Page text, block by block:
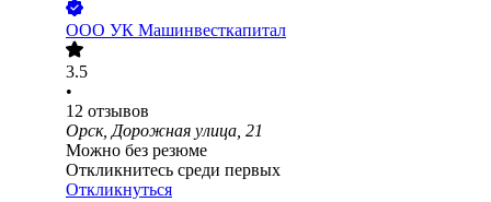
ООО УК Машинвесткапитал
3.5
•
12 отзывов
Орск, Дорожная улица, 21
Можно без резюме
Откликнитесь среди первых
Откликнуться